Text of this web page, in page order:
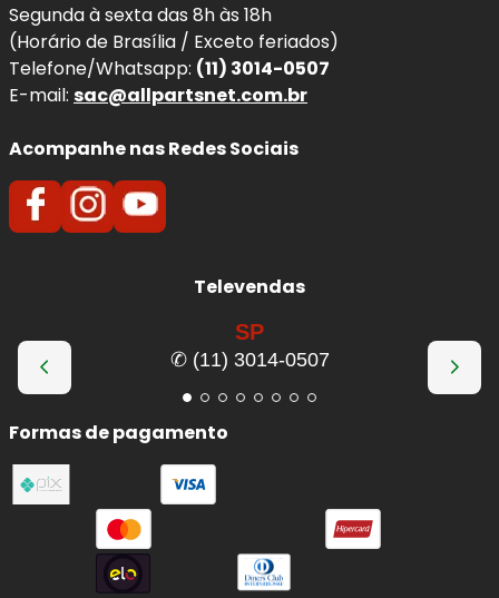
Segunda à sexta das 8h às 18h
(Horário de Brasília / Exceto feriados)
Telefone/Whatsapp: (11) 3014-0507
E-mail: sac@allpartsnet.com.br
Acompanhe nas Redes Sociais
Televendas
SP
✆ (11) 3014-0507
Formas de pagamento